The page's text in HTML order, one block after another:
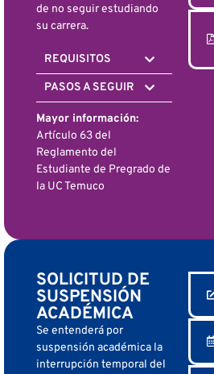
de no seguir estudiando
su carrera.
REQUISITOS
PASOS A SEGUIR
Mayor información:
Artículo 63 del
Reglamento del
Estudiante de Pregrado de
la UC Temuco
SOLICITUD DE
SUSPENSIÓN
ACADÉMICA
Se entenderá por
suspensión académica la
interrupción temporal del